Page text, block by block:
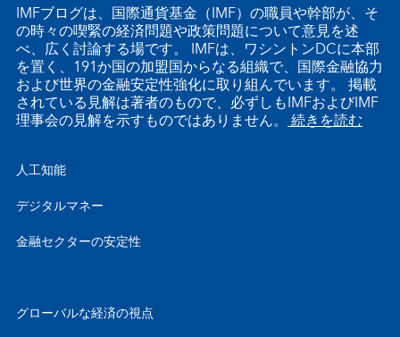
IMFブログは、国際通貨基金（IMF）の職員や幹部が、そ
の時々の喫緊の経済問題や政策問題について意見を述
べ、広く討論する場です。 IMFは、ワシントンDCに本部
を置く、191か国の加盟国からなる組織で、国際金融協力
および世界の金融安定性強化に取り組んでいます。 掲載
されている見解は著者のもので、必ずしもIMFおよびIMF
理事会の見解を示すものではありません。 続きを読む
人工知能
デジタルマネー
金融セクターの安定性
グローバルな経済の視点